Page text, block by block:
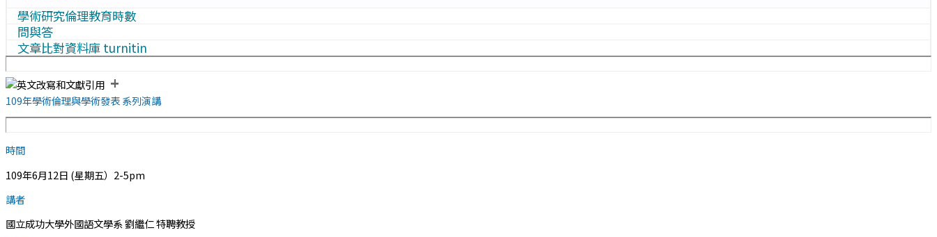
學術研究倫理教育時數
問與答
文章比對資料庫 turnitin
+
109年學術倫理與學術發表 系列演講
時間
109年6月12日 (星期五）2-5pm
講者
國立成功大學外國語文學系 劉繼仁 特聘教授